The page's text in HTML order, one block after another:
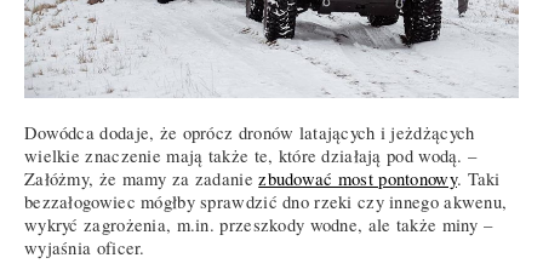
Dowódca dodaje, że oprócz dronów latających i jeżdżących
wielkie znaczenie mają także te, które działają pod wodą. –
Załóżmy, że mamy za zadaniezbudować most pontonowy. Taki
bezzałogowiec mógłby sprawdzić dno rzeki czy innego akwenu,
wykryć zagrożenia, m.in. przeszkody wodne, ale także miny –
wyjaśnia oficer.